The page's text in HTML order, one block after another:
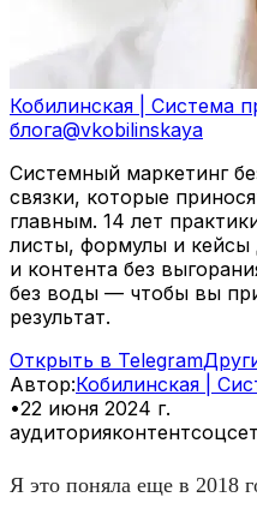
Кобилинская | Система
блога@vkobilinskaya
Системный маркетинг
связки, которые
главным. 14 лет
листы, формулы и кейсы
и контента без
без воды — чтобы вы
результат.
Открыть в Telegram
Автор:Кобилинская |
•22 июня 2024 г.
аудиторияконтент
Я это поняла еще в 2018